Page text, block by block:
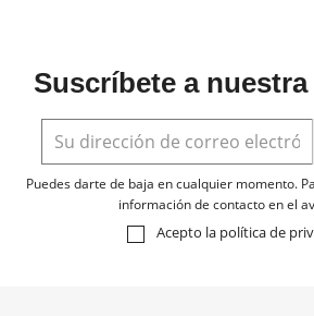
Suscríbete a
Puedes darte de baja en cualquier momento.
información de contacto en el
Acepto la política de